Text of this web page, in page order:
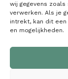
wij gegevens
verwerken. Als je
intrekt, kan dit
en mogelijkheden.
+31 6 53 270 335